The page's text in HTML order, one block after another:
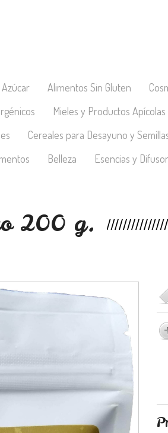
Alimentos Sin Gluten
Mieles y Productos Apícolas
Cereales para Desayuno y
Belleza Esencias y
200 g.